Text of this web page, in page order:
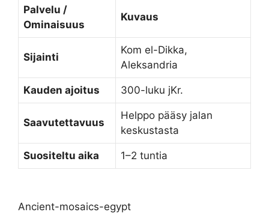
Palvelu /
Ominaisuus
Kuvaus
Sijainti
Kom el-Dikka,
Aleksandria
Kauden ajoitus 300-luku jKr.
Saavutettavuus
Helppo pääsy jalan
keskustasta
Suositeltu aika 1–2 tuntia
Ancient-mosaics-egypt